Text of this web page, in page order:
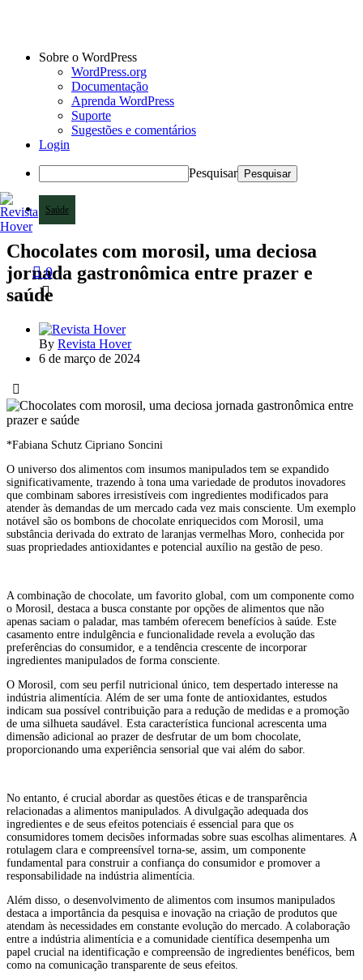
Sobre o WordPress
WordPress.org
Documentação
Aprenda WordPress
Suporte
Sugestões e comentários
Login
Pesquisar
0
Saúde
Chocolates com morosil, uma deciosa
jornada gastronômica entre prazer e
saúde
By Revista Hover
6 de março de 2024
*Fabiana Schutz Cipriano Soncini
O universo dos alimentos com insumos manipulados tem se expandido
significativamente, trazendo à tona uma variedade de produtos inovadores
que combinam sabores irresistíveis com ingredientes modificados para
atender às demandas de um mercado cada vez mais consciente. Um exemplo
notável são os bombons de chocolate enriquecidos com Morosil, uma
substância derivada do extrato de laranjas vermelhas Moro, conhecida por
suas propriedades antioxidantes e potencial auxílio na gestão de peso.
A combinação de chocolate, um favorito global, com um componente como
o Morosil, destaca a busca constante por opções de alimentos que não
apenas saciam o paladar, mas também oferecem benefícios à saúde. Este
casamento entre indulgência e funcionalidade revela a evolução das
preferências do consumidor, e a tendência crescente de incorporar
ingredientes manipulados de forma consciente.
O Morosil, com seu perfil nutricional único, tem despertado interesse na
indústria alimentícia. Além de ser uma fonte de antioxidantes, estudos
indicam sua possível contribuição para a redução de medidas e a promoção
de uma silhueta saudável. Esta característica funcional acrescenta uma
dimensão adicional ao prazer de desfrutar de um bom chocolate,
proporcionando uma experiência sensorial que vai além do sabor.
No entanto, é crucial abordar as questões éticas e de transparência
relacionadas a alimentos manipulados. A divulgação adequada dos
ingredientes e de seus efeitos potenciais é essencial para que os
consumidores tomem decisões informadas sobre suas escolhas alimentares. A
rotulagem clara e compreensível torna-se, assim, um componente
fundamental para construir a confiança do consumidor e promover a
responsabilidade na indústria alimentícia.
Além disso, o desenvolvimento de alimentos com insumos manipulados
destaca a importância da pesquisa e inovação na criação de produtos que
atendam às necessidades em constante evolução do mercado. A colaboração
entre a indústria alimentícia e a comunidade científica desempenha um
papel crucial na identificação e compreensão de ingredientes benéficos, bem
como na comunicação transparente de seus efeitos.